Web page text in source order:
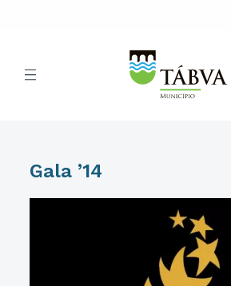
Gala ’14